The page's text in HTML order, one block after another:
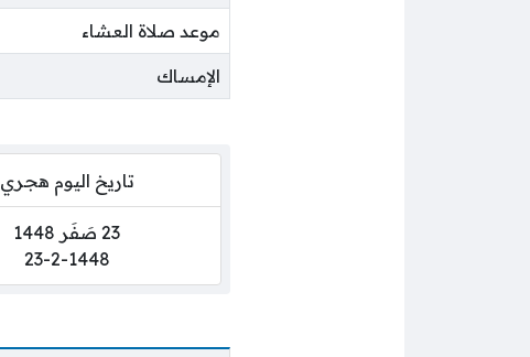
موعد صلاة العشاء
الإمساك
تاريخ اليوم هجري
23 صَفَر 1448
23-2-1448